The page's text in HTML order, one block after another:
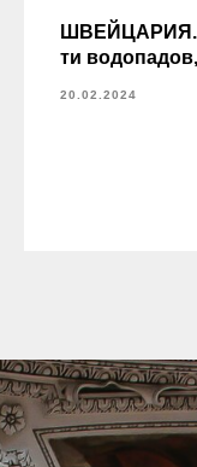
ШВЕЙЦАРИЯ.
ти
20.02.2024